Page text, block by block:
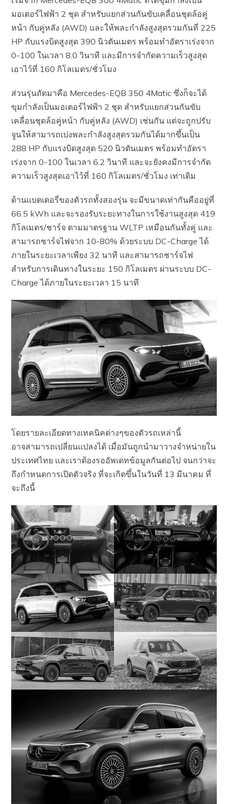
มอเตอร์ไฟฟ้า 2 ชุด สำหรับแยกส่วนกันขับเคลื่อนชุดล้อคู่
หน้า กับคู่หลัง (AWD) และให้พละกำลังสูงสุดรวมกันที่ 225
HP กับแรงบิดสูงสุด 390 นิวตันเมตร พร้อมทำอัตราเร่งจาก
0-100 ในเวลา 8.0 วินาที และมีการจำกัดความเร็วสูงสุด
เอาไว้ที่ 160 กิโลเมตร/ชั่วโมง
ส่วนรุ่นถัดมาคือ Mercedes-EQB 350 4Matic ซึ่งก็จะได้
ขุมกำลังเป็นมอเตอร์ไฟฟ้า 2 ชุด สำหรับแยกส่วนกันขับ
เคลื่อนชุดล้อคู่หน้า กับคู่หลัง (AWD) เช่นกัน แต่จะถูกปรับ
จูนให้สามารถเบ่งพละกำลังสูงสุดรวมกันได้มากขึ้นเป็น
288 HP กับแรงบิดสูงสุด 520 นิวตันเมตร พร้อมทำอัตรา
เร่งจาก 0-100 ในเวลา 6.2 วินาที และจะยังคงมีการจำกัด
ความเร็วสูงสุดเอาไว้ที่ 160 กิโลเมตร/ชั่วโมง เท่าเดิม
ด้านแบตเตอรี่ของตัวรถทั้งสองรุ่น จะมีขนาดเท่ากันคืออยู่ที่
66.5 kWh และจะรองรับระยะทางในการใช้งานสูงสุด 419
กิโลเมตร/ชาร์จ ตามมาตรฐาน WLTP เหมือนกันทั้งคู่ และ
สามารถชาร์จไฟจาก 10-80% ด้วยระบบ DC-Charge ได้
ภายในระยะเวลาเพียง 32 นาที และสามารถชาร์จไฟ
สำหรับการเดินทางในระยะ 150 กิโลเมตร ผ่านระบบ DC-
Charge ได้ภายในระยะเวลา 15 นาที
โดยรายละเอียดทางเทคนิคต่างๆของตัวรถเหล่านี้
อาจสามารถเปลี่ยนแปลงได้ เมื่อมันถูกนำมาวางจำหน่ายใน
ประเทศไทย และเราต้องรออัพเดทข้อมูลกันต่อไป จนกว่าจะ
ถึงกำหนดการเปิดตัวจริง ที่จะเกิดขึ้นในวันที่ 13 มีนาคม ที่
จะถึงนี้